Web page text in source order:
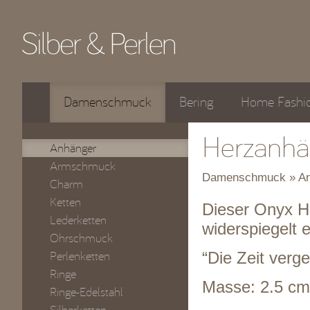
Damenschmuck Bering Home
Anhänger
Armschmuck
Charm
Ketten
Lederketten
Ohrschmuck
Perlenketten
Ringe
Ringe-Edelstahl
Damenschmuck »
Dieser Onyx
widerspiegelt
“Die Zeit
Masse: 2.5